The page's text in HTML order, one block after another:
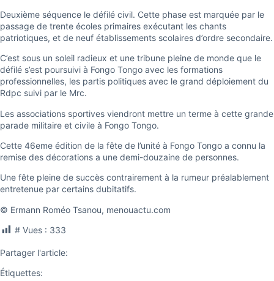
Deuxième séquence le défilé civil. Cette phase est marquée par le
passage de trente écoles primaires exécutant les chants
patriotiques, et de neuf établissements scolaires d’ordre secondaire.
C’est sous un soleil radieux et une tribune pleine de monde que le
défilé s’est poursuivi à Fongo Tongo avec les formations
professionnelles, les partis politiques avec le grand déploiement du
Rdpc suivi par le Mrc.
Les associations sportives viendront mettre un terme à cette grande
parade militaire et civile à Fongo Tongo.
Cette 46eme édition de la fête de l’unité à Fongo Tongo a connu la
remise des décorations a une demi-douzaine de personnes.
Une fête pleine de succès contrairement à la rumeur préalablement
entretenue par certains dubitatifs.
© Ermann Roméo Tsanou, menouactu.com
# Vues : 333
Partager l'article:
Étiquettes: